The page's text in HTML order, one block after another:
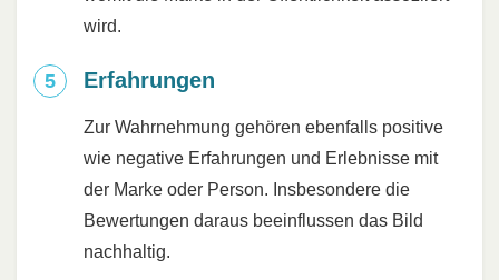
wird.
Erfahrungen
Zur Wahrnehmung gehören ebenfalls positive
wie negative Erfahrungen und Erlebnisse mit
der Marke oder Person. Insbesondere die
Bewertungen daraus beeinflussen das Bild
nachhaltig.